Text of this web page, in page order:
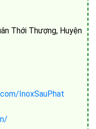
Thới Thượng, Huyện
InoxSauPhat